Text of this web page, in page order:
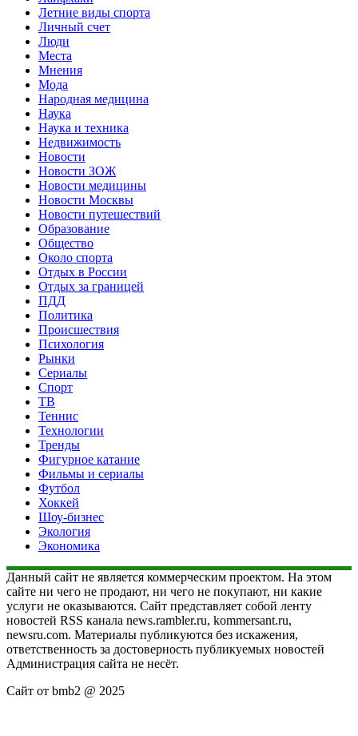
Летние виды спорта
Личный счет
Люди
Места
Мнения
Мода
Народная медицина
Наука
Наука и техника
Недвижимость
Новости
Новости ЗОЖ
Новости медицины
Новости Москвы
Новости путешествий
Образование
Общество
Около спорта
Отдых в России
Отдых за границей
ПДД
Политика
Происшествия
Психология
Рынки
Сериалы
Спорт
ТВ
Теннис
Технологии
Тренды
Фигурное катание
Фильмы и сериалы
Футбол
Хоккей
Шоу-бизнес
Экология
Экономика
Данный сайт не является коммерческим проектом. На этом
сайте ни чего не продают, ни чего не покупают, ни какие
услуги не оказываются. Сайт представляет собой ленту
новостей RSS канала news.rambler.ru, kommersant.ru,
newsru.com. Материалы публикуются без искажения,
ответственность за достоверность публикуемых новостей
Администрация сайта не несёт.
Сайт от bmb2 @ 2025